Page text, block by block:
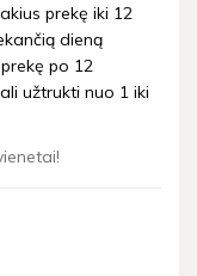
prekę iki 12
dieną
po 12
užtrukti nuo 1 iki